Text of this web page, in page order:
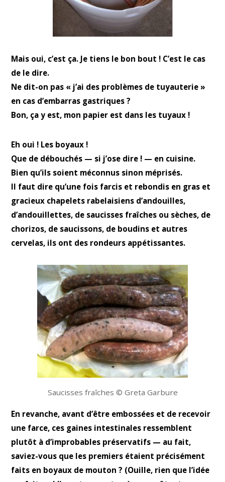
Mais oui, c’est ça. Je tiens le bon bout ! C’est le cas
de le dire.
Ne dit-on pas « j’ai des problèmes de tuyauterie »
en cas d’embarras gastriques ?
Bon, ça y est, mon papier est dans les tuyaux !
Eh oui ! Les boyaux !
Que de débouchés — si j’ose dire ! — en cuisine.
Bien qu’ils soient méconnus sinon méprisés.
Il faut dire qu’une fois farcis et rebondis en gras et
gracieux chapelets rabelaisiens d’andouilles,
d’andouillettes, de saucisses fraîches ou sèches, de
chorizos, de saucissons, de boudins et autres
cervelas, ils ont des rondeurs appétissantes.
Saucisses fraîches © Greta Garbure
En revanche, avant d’être embossées et de recevoir
une farce, ces gaines intestinales ressemblent
plutôt à d’improbables préservatifs — au fait,
saviez-vous que les premiers étaient précisément
faits en boyaux de mouton ? (Ouille, rien que l’idée